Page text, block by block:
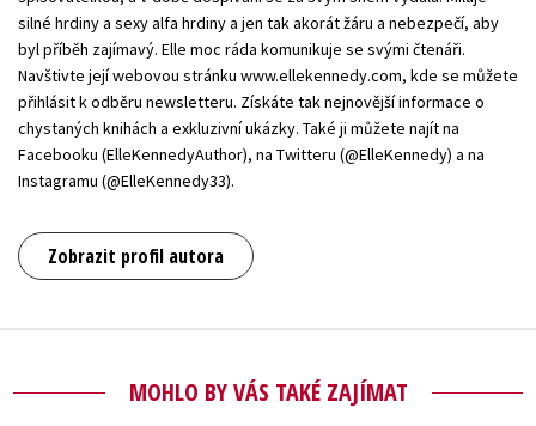
silné hrdiny a sexy alfa hrdiny a jen tak akorát žáru a nebezpečí, aby
byl příběh zajímavý. Elle moc ráda komunikuje se svými čtenáři.
Navštivte její webovou stránku www.ellekennedy.com, kde se můžete
přihlásit k odběru newsletteru. Získáte tak nejnovější informace o
chystaných knihách a exkluzivní ukázky. Také ji můžete najít na
Facebooku (ElleKennedyAuthor), na Twitteru (@ElleKennedy) a na
Instagramu (@ElleKennedy33).
Zobrazit profil autora
MOHLO BY VÁS TAKÉ ZAJÍMAT